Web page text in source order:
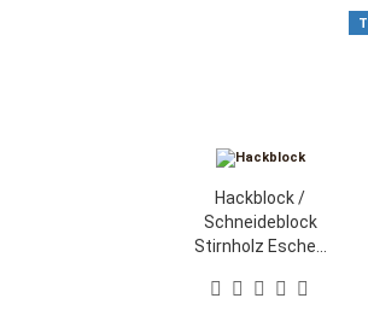
Hackblock /
Schneideblock
Stirnholz Esche...